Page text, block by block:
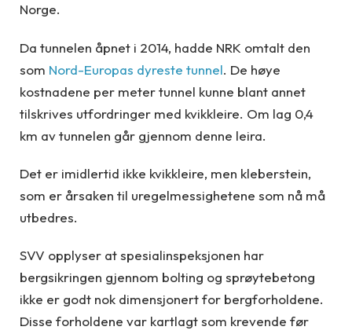
Norge.
Da tunnelen åpnet i 2014, hadde NRK omtalt den
som Nord-Europas dyreste tunnel. De høye
kostnadene per meter tunnel kunne blant annet
tilskrives utfordringer med kvikkleire. Om lag 0,4
km av tunnelen går gjennom denne leira.
Det er imidlertid ikke kvikkleire, men kleberstein,
som er årsaken til uregelmessighetene som nå må
utbedres.
SVV opplyser at spesialinspeksjonen har
bergsikringen gjennom bolting og sprøytebetong
ikke er godt nok dimensjonert for bergforholdene.
Disse forholdene var kartlagt som krevende før